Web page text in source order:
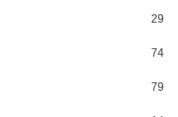
29
74
79